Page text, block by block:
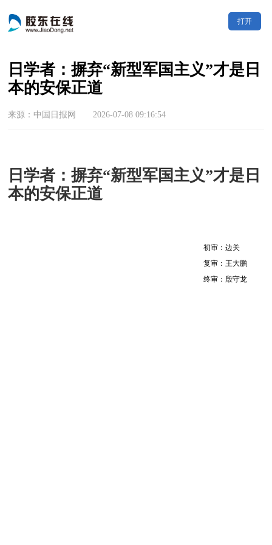
打开
日学者：摒弃“新型军国主义”才是日
本的安保正道
来源：中国日报网 2026-07-08 09:16:54
日学者：摒弃“新型军国主义”才是日
本的安保正道
初审：边关
复审：王大鹏
终审：殷守龙